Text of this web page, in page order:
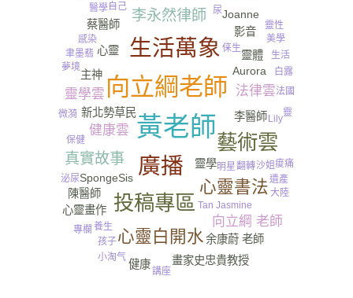
黃老師
向立綱老師
廣播
生活萬象
投稿專區
藝術雲
心靈白開水
心靈書法
李永然律師
真實故事
健康雲
靈學雲
向立綱 老師
法律雲
心靈
李醫師
靈體
畫家史忠貴教授
Joanne
新北勢草民
靈學
蔡醫師
心靈畫作
SpongeSis
主神
影音
Aurora
健康
陳醫師
余康蔚 老師
養生
Tan Jasmine
保健
Lily
白露
翻轉沙姐
醫學
聿墨翡
講座
生活
夢境
小淘气
大陸
孩子
明星
微漪
俫生
法國
靈
靈性
感染
泌尿
痠痛
專欄
自己 尿
遺產
美學